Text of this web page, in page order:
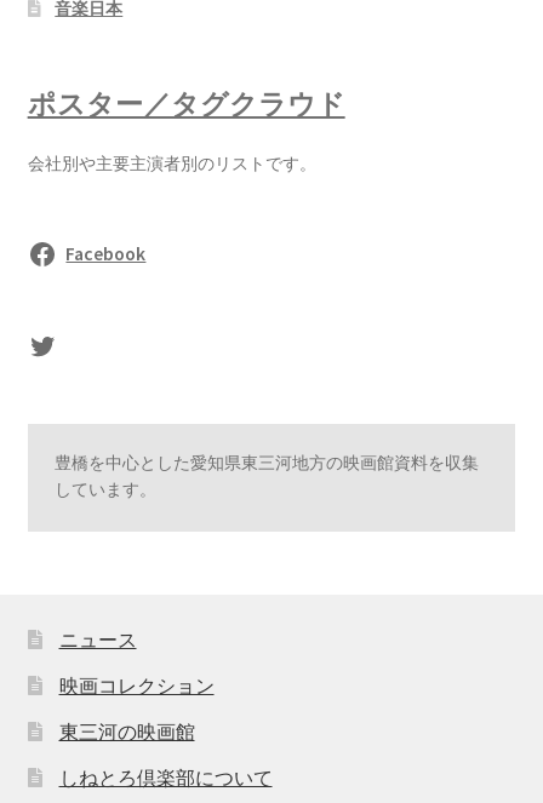
音楽日本
ポスター／タグクラウド
会社別や主要主演者別のリストです。
Facebook
sasaki's Twitter
豊橋を中心とした愛知県東三河地方の映画館資料を収集
しています。
ニュース
映画コレクション
東三河の映画館
しねとろ倶楽部について